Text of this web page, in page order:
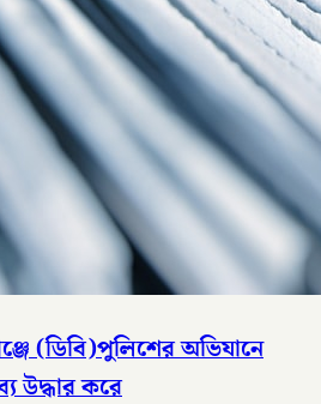
(ডিবি)পুলিশের অভিযানে
উদ্ধার করে